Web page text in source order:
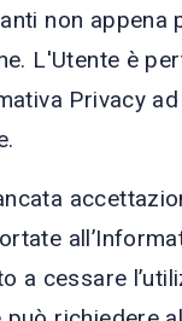
non appena
L'Utente è
Privacy
a cessare